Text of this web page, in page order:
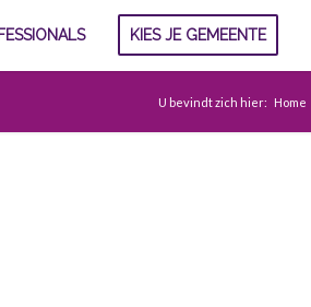
KIES JE GEMEENTE
U bevindt zich hier: Home